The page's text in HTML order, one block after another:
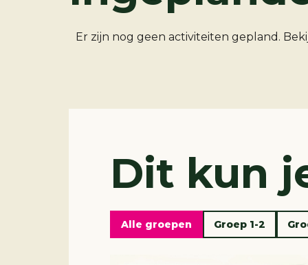
Er zijn nog geen activiteiten gepland.
Dit kun
Alle groepen Groep 1-2
Challenges